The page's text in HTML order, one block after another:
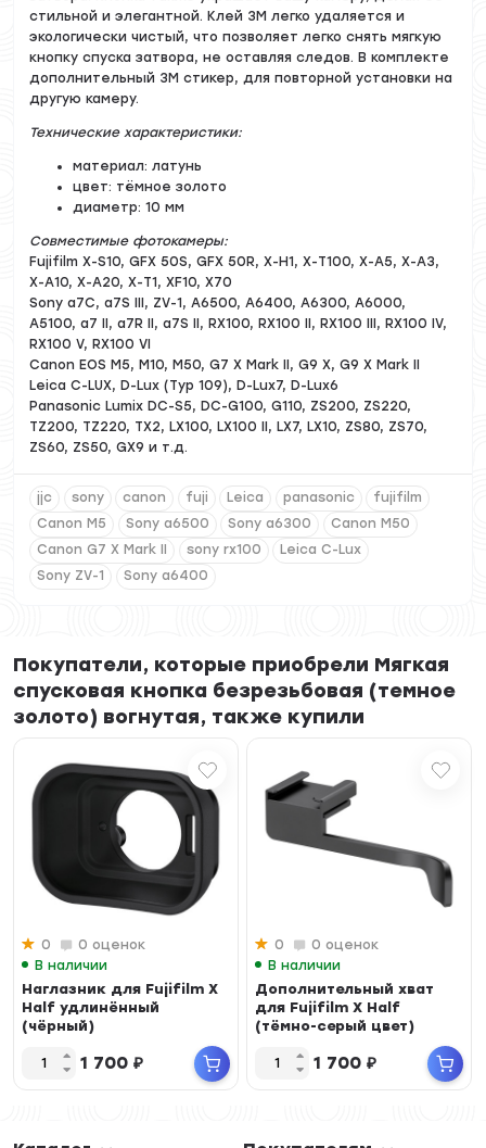
стильной и элегантной. Клей 3M легко удаляется и
экологически чистый, что позволяет легко снять мягкую
кнопку спуска затвора, не оставляя следов. В комплекте
дополнительный 3M стикер, для повторной установки на
другую камеру.
Технические характеристики:
материал: латунь
цвет: тёмное золото
диаметр: 10 мм
Совместимые фотокамеры:
Fujifilm X-S10, GFX 50S, GFX 50R, X-H1, X-T100, X-A5, X-A3,
X-A10, X-A20, X-T1, XF10, X70
Sony a7C, a7S III, ZV-1, A6500, A6400, A6300, A6000,
A5100, a7 II, a7R II, a7S II, RX100, RX100 II, RX100 III, RX100 IV,
RX100 V, RX100 VI
Canon EOS M5, M10, M50, G7 X Mark II, G9 X, G9 X Mark II
Leica C-LUX, D-Lux (Typ 109), D-Lux7, D-Lux6
Panasonic Lumix DC-S5, DC-G100, G110, ZS200, ZS220,
TZ200, TZ220, TX2, LX100, LX100 II, LX7, LX10, ZS80, ZS70,
ZS60, ZS50, GX9 и т.д.
jjc sony canon fuji Leica panasonic
fujifilm
Canon M5
Sony a6500 Sony a6300
Canon M50
Canon G7 X Mark II
sony rx100
Leica C-Lux
Sony ZV-1
Sony a6400
Покупатели, которые приобрели Мягкая
спусковая кнопка безрезьбовая (темное
золото) вогнутая, также купили
0
0 оценок
В наличии
Наглазник для Fujifilm X
Half удлинённый
(чёрный)
1 700 ₽
0
0 оценок
В наличии
Дополнительный хват
для Fujifilm X Half
(тёмно-серый цвет)
1 700 ₽